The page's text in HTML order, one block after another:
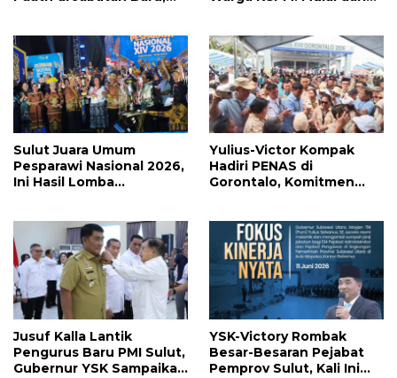
Sulut Juara Umum
Pesparawi Nasional 2026,
Ini Hasil Lomba
Yulius-Victor Kompak
Hadiri PENAS di
Gorontalo, Komitmen
Pangan Presiden
Prabowo
Jusuf Kalla Lantik
Pengurus Baru PMI Sulut,
Gubernur YSK Sampaikan
YSK-Victory Rombak
Besar-Besaran Pejabat
Pemprov Sulut, Kali Ini